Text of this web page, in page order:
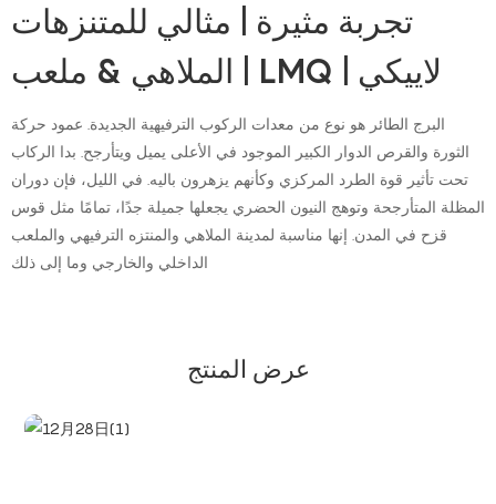
تجربة مثيرة | مثالي للمتنزهات
الملاهي & ملعب | LMQ | لاييكي
البرج الطائر هو نوع من معدات الركوب الترفيهية الجديدة. عمود حركة
الثورة والقرص الدوار الكبير الموجود في الأعلى يميل ويتأرجح. بدا الركاب
تحت تأثير قوة الطرد المركزي وكأنهم يزهرون باليه. في الليل، فإن دوران
المظلة المتأرجحة وتوهج النيون الحضري يجعلها جميلة جدًا، تمامًا مثل قوس
قزح في المدن. إنها مناسبة لمدينة الملاهي والمنتزه الترفيهي والملعب
الداخلي والخارجي وما إلى ذلك
عرض المنتج